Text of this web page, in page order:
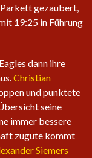
gezaubert,
19:25 in Führung
dann ihre
Christian
und punktete
seine
immer bessere
zugute kommt
Siemers